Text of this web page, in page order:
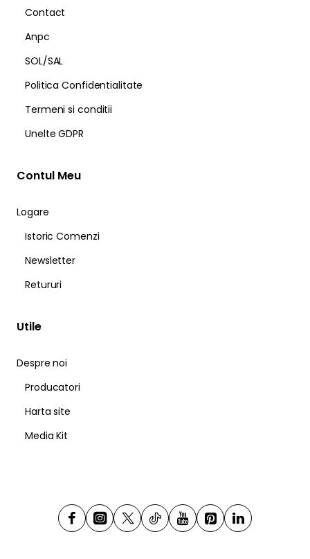
Contact
Anpc
SOL/SAL
Politica Confidentialitate
Termeni si conditii
Unelte GDPR
Contul Meu
Logare
Istoric Comenzi
Newsletter
Retururi
Utile
Despre noi
Producatori
Harta site
Media Kit